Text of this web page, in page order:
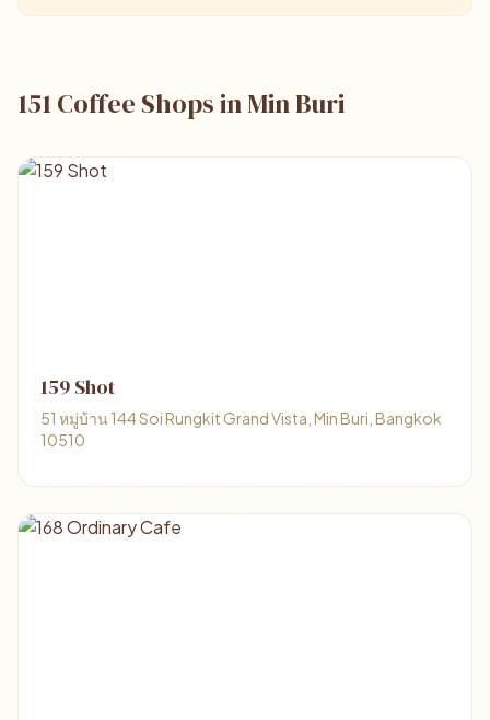
151 Coffee Shops in Min Buri
159 Shot
51 หมู่บ้าน 144 Soi Rungkit Grand Vista, Min Buri, Bangkok
10510